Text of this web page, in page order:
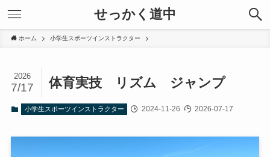
せっかく道中
ホーム 小学生スポーツインストラクター
体育実技 リズム ジャンプ
2026
7/17
小学生スポーツインストラクター 2024-11-26 2026-07-17